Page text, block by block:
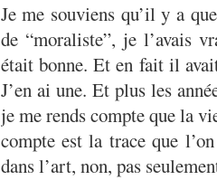
Je me souviens qu’il y a
de “moraliste”, je l’avais
était bonne. Et en fait il
J’en ai une. Et plus les
je me rends compte que la
compte est la trace que
dans l’art, non, pas